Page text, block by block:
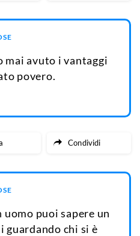
mai avuto i vantaggi
povero.
Condividi
uomo puoi sapere un
guardando chi si è